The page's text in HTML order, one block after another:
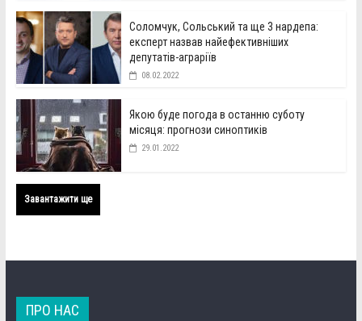
Соломчук, Сольський та ще 3 нардепа:
експерт назвав найефективніших
депутатів-аграріїв
08.02.2022
Якою буде погода в останню суботу
місяця: прогнози синоптиків
29.01.2022
Завантажити ще
ПРО НАС